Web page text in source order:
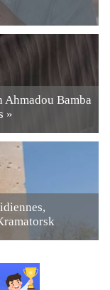
Ahmadou Bamba
»